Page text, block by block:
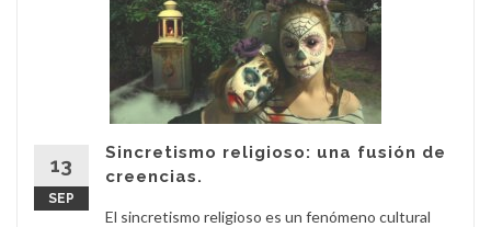
13
SEP
Sincretismo religioso: una fusión de
creencias.
El sincretismo religioso es un fenómeno cultural